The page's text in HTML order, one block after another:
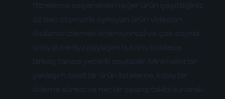
filtreleme seçenekleri (eğer ürün çeşitliliğiniz
az ise), otomatik oynayan ürün videoları
(kullanıcı izlemek istemiyorsa) ve çok sayıda
sosyal medya paylaşım butonu (sadece
birkaç tanesi yeterli) sayılabilir. Minimalist bir
yaklaşım, basit bir ürün listeleme, kolay bir
ödeme süreci ve net bir sipariş takibi sunarak